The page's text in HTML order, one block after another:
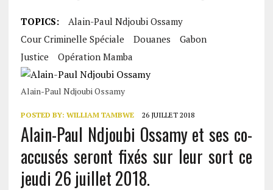
TOPICS:
Alain-Paul Ndjoubi Ossamy
Cour Criminelle Spéciale
Douanes
Gabon
Justice
Opération Mamba
Alain-Paul Ndjoubi Ossamy
POSTED BY: WILLIAM TAMBWE 26 JUILLET 2018
Alain-Paul Ndjoubi Ossamy et ses co-
accusés seront fixés sur leur sort ce
jeudi 26 juillet 2018.